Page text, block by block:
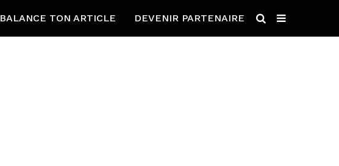
BALANCE TON ARTICLE DEVENIR PARTENAIRE